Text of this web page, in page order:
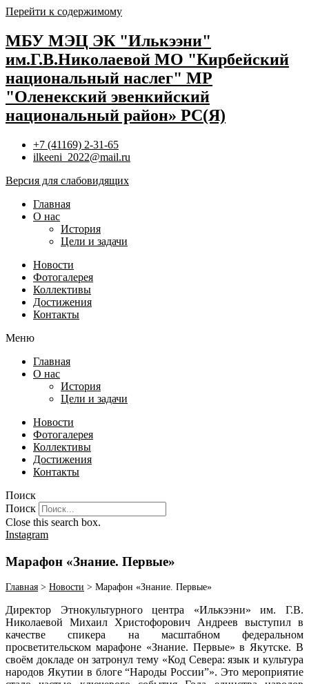
Перейти к содержимому
МБУ МЭЦ ЭК "Илькээни"
им.Г.В.Николаевой МО "Кирбейский
национальный наслег" МР
"Оленекский эвенкийский
национальный район» РС(Я)
+7 (41169) 2-31-65
ilkeeni_2022@mail.ru
Версия для слабовидящих
Главная
О нас
История
Цели и задачи
Новости
Фотогалерея
Коллективы
Достижения
Контакты
Меню
Главная
О нас
История
Цели и задачи
Новости
Фотогалерея
Коллективы
Достижения
Контакты
Поиск
Поиск
Close this search box.
Instagram
Марафон «Знание. Первые»
Главная > Новости > Марафон «Знание. Первые»
Директор Этнокультурного центра «Илькээни» им. Г.В.
Николаевой Михаил Христофорович Андреев выступил в
качестве спикера на масштабном федеральном
просветительском марафоне «Знание. Первые» в Якутске. В
своём докладе он затронул тему «Код Севера: язык и культура
народов Якутии в блоге “Народы России”». Это мероприятие